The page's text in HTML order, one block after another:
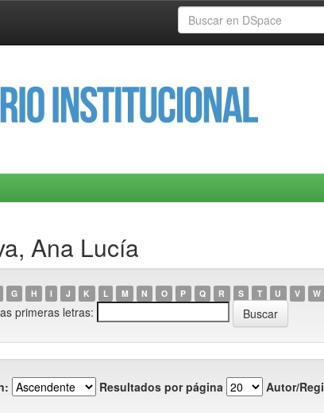
Ana Lucía
G H I J K L M N O P Q R S T U V W
primeras letras:
Resultados por página Autor/